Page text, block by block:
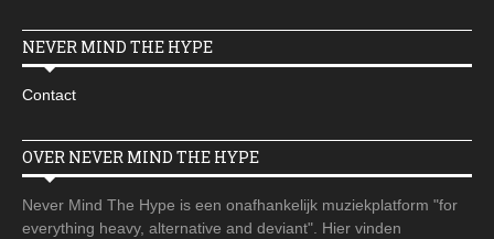
NEVER MIND THE HYPE
Contact
OVER NEVER MIND THE HYPE
Never Mind The Hype is een onafhankelijk muziekplatform "for
everything heavy, alternative and deviant". Hier vinden